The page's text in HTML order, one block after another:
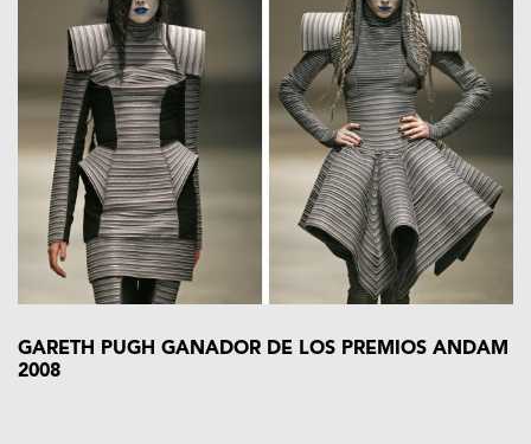
GARETH PUGH GANADOR DE LOS PREMIOS ANDAM
2008